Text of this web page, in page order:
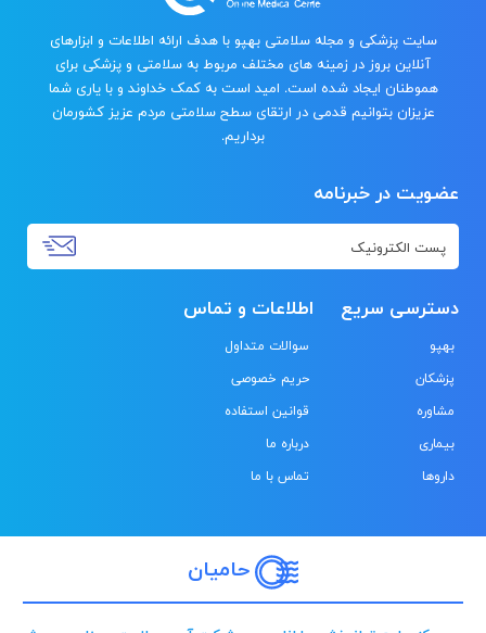
سایت پزشکی و مجله سلامتی بهپو با هدف ارائه اطلاعات و ابزارهای
آنلاین بروز در زمینه های مختلف مربوط به سلامتی و پزشکی برای
هموطنان ایجاد شده است. امید است به کمک خداوند و با یاری شما
عزیزان بتوانیم قدمی در ارتقای سطح سلامتی مردم عزیز کشورمان
برداریم.
عضویت در خبرنامه
دسترسی سریع
بهپو
پزشکان
مشاوره
بیماری
داروها
اطلاعات و تماس
سوالات متداول
حریم خصوصی
قوانین استفاده
درباره ما
تماس با ما
حامیان